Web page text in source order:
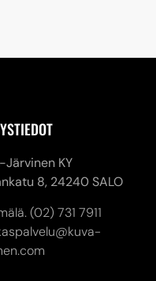
Järvinen KY
8, 24240 SALO
(02) 731 7911